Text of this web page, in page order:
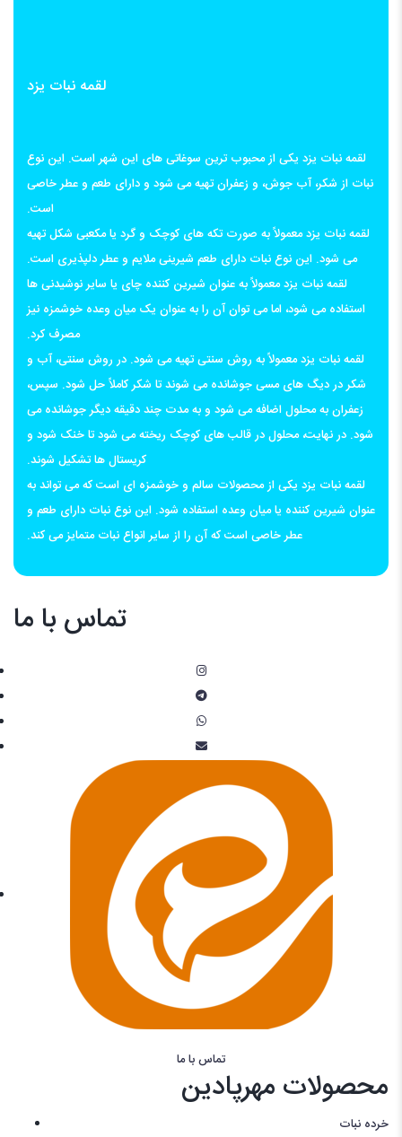
لقمه نبات یزد
لقمه نبات یزد یکی از محبوب ترین سوغاتی های این شهر است. این نوع
نبات از شکر، آب جوش، و زعفران تهیه می شود و دارای طعم و عطر خاصی
است.
لقمه نبات یزد معمولاً به صورت تکه های کوچک و گرد یا مکعبی شکل تهیه
می شود. این نوع نبات دارای طعم شیرینی ملایم و عطر دلپذیری است.
لقمه نبات یزد معمولاً به عنوان شیرین کننده چای یا سایر نوشیدنی ها
استفاده می شود، اما می توان آن را به عنوان یک میان وعده خوشمزه نیز
مصرف کرد.
لقمه نبات یزد معمولاً به روش سنتی تهیه می شود. در روش سنتی، آب و
شکر در دیگ های مسی جوشانده می شوند تا شکر کاملاً حل شود. سپس،
زعفران به محلول اضافه می شود و به مدت چند دقیقه دیگر جوشانده می
شود. در نهایت، محلول در قالب های کوچک ریخته می شود تا خنک شود و
کریستال ها تشکیل شوند.
لقمه نبات یزد یکی از محصولات سالم و خوشمزه ای است که می تواند به
عنوان شیرین کننده یا میان وعده استفاده شود. این نوع نبات دارای طعم و
عطر خاصی است که آن را از سایر انواع نبات متمایز می کند.
تماس با ما
تماس با ما
محصولات مهرپادین
خرده نبات